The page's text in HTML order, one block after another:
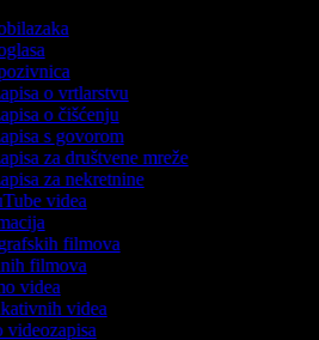
o vrtlarstvu
o čišćenju
s govorom
za društvene mreže
za nekretnine
videa
filmova
filmova
videa
videa
videozapisa